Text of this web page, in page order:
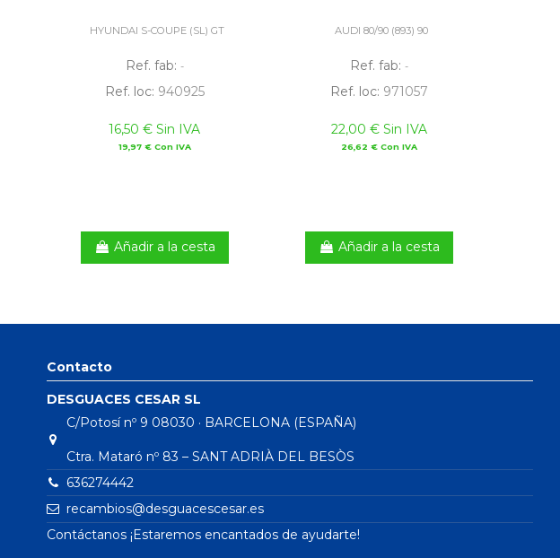
HYUNDAI S-COUPE (SL) GT
Ref. fab: -
Ref. loc: 940925
16,50 € Sin IVA
19,97 € Con IVA
Añadir a la cesta
AUDI 80/90 (893) 90
Ref. fab: -
Ref. loc: 971057
22,00 € Sin IVA
26,62 € Con IVA
Añadir a la cesta
Contacto
DESGUACES CESAR SL
C/Potosí nº 9 08030 · BARCELONA (ESPAÑA)
Ctra. Mataró nº 83 – SANT ADRIÀ DEL BESÒS
636274442
recambios@desguacescesar.es
Contáctanos ¡Estaremos encantados de ayudarte!